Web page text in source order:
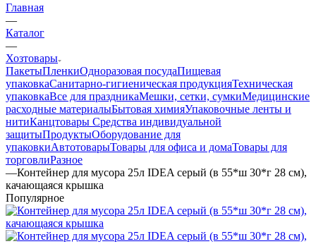
Главная
—
Каталог
—
Хозтовары
ПакетыПленкиОдноразовая посудаПищевая
упаковкаСанитарно-гигиеническая продукцияТехническая
упаковкаВсе для праздникаМешки, сетки, сумкиМедицинские
расходные материалыБытовая химияУпаковочные ленты и
нитиКанцтовары Средства индивидуальной
защитыПродуктыОборудование для
упаковкиАвтотоварыТовары для офиса и домаТовары для
торговлиРазное
—Контейнер для мусора 25л IDEA серый (в 55*ш 30*г 28 см),
качающаяся крышка
Популярное